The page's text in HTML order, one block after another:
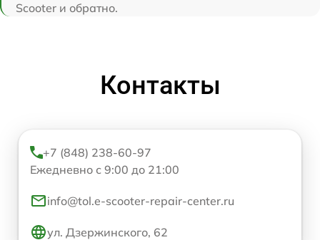
Scooter и обратно.
Контакты
+7 (848) 238-60-97
Ежедневно с 9:00 до 21:00
info@tol.e-scooter-repair-center.ru
ул. Дзержинского, 62